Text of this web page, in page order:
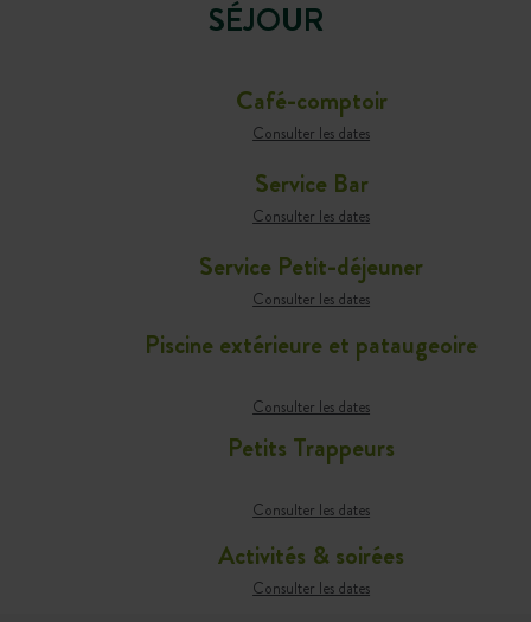
SÉJOUR
Café-comptoir
Consulter les dates
Service Bar
Consulter les dates
Service Petit-déjeuner
Consulter les dates
Piscine extérieure et pataugeoire
Consulter les dates
Petits Trappeurs
Consulter les dates
Activités & soirées
Consulter les dates